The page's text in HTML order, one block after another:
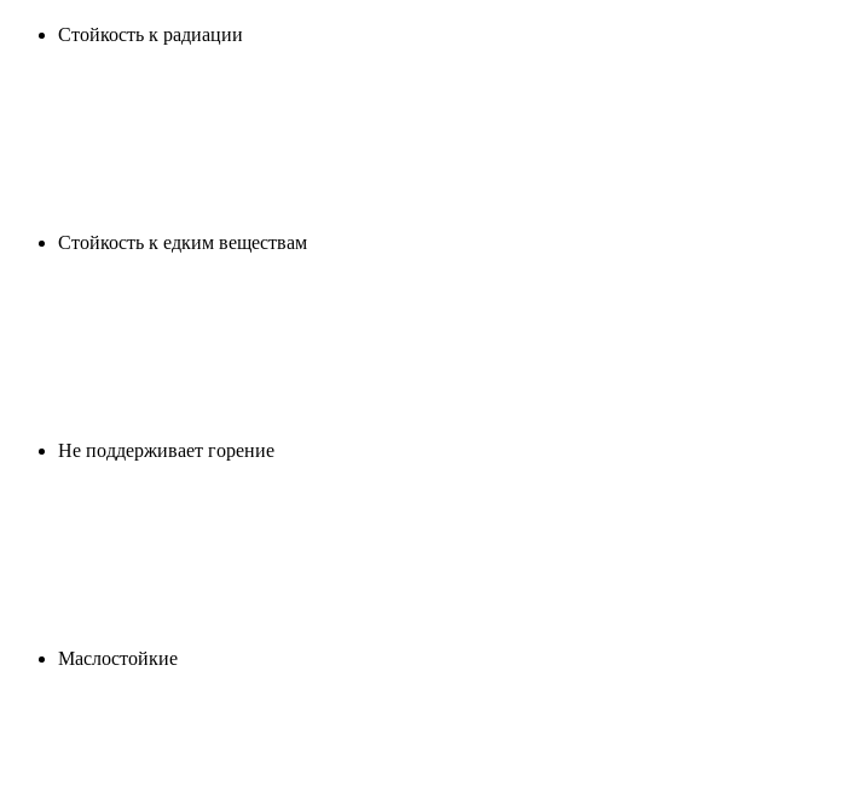
Cтойкость к радиации
Cтойкость к едким веществам
Не поддерживает горение
Маслостойкие